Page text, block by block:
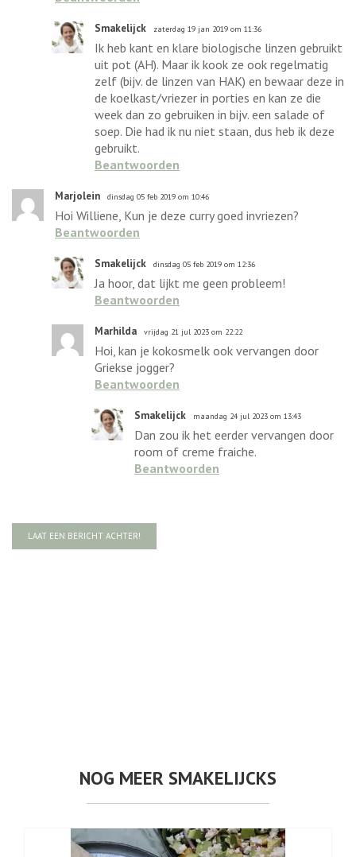
Smakelijck zaterdag 19 jan 2019 om 11:36
Ik heb kant en klare biologische linzen gebruikt
uit pot (AH). Maar ik kook ze ook regelmatig
zelf (bijv. de linzen van HAK) en bewaar deze in
de koelkast/vriezer in porties en kan ze die
week dan zo gebruiken in bijv. een salade of
soep. Die had ik nu niet staan, dus heb ik deze
gebruikt.
Beantwoorden
Marjolein dinsdag 05 feb 2019 om 10:46
Hoi Williene, Kun je deze curry goed invriezen?
Beantwoorden
Smakelijck dinsdag 05 feb 2019 om 12:36
Ja hoor, dat lijkt me geen probleem!
Beantwoorden
Marhilda vrijdag 21 jul 2023 om 22:22
Hoi, kan je kokosmelk ook vervangen door
Griekse jogger?
Beantwoorden
Smakelijck maandag 24 jul 2023 om 13:43
Dan zou ik het eerder vervangen door
room of creme fraiche.
Beantwoorden
LAAT EEN BERICHT ACHTER!
NOG MEER SMAKELIJCKS